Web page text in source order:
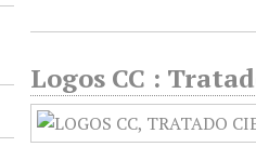
Logos CC :